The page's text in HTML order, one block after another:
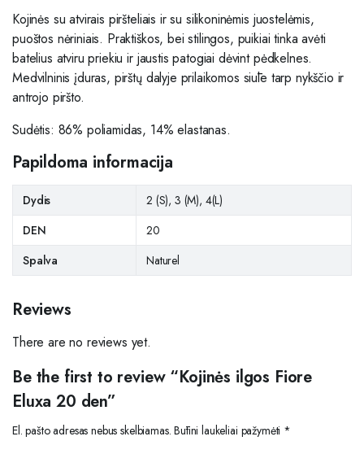
Kojinės su atvirais piršteliais ir su silikoninėmis juostelėmis,
puoštos nėriniais. Praktiškos, bei stilingos, puikiai tinka avėti
batelius atviru priekiu ir jaustis patogiai dėvint pėdkelnes.
Medvilninis įduras, pirštų dalyje prilaikomos siūle tarp nykščio ir
antrojo piršto.
Sudėtis: 86% poliamidas, 14% elastanas.
Papildoma informacija
Dydis
2 (S), 3 (M), 4(L)
DEN
20
Spalva
Naturel
Reviews
There are no reviews yet.
Be the first to review “Kojinės ilgos Fiore
Eluxa 20 den”
El. pašto adresas nebus skelbiamas. Būtini laukeliai pažymėti *